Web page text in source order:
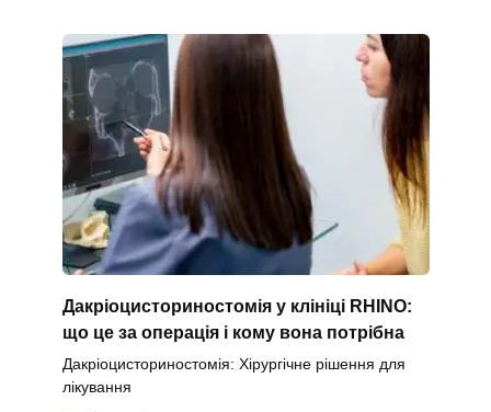
Дакріоцисториностомія у клініці RHINO:
що це за операція і кому вона потрібна
Дакріоцисториностомія: Хірургічне рішення для
лікування